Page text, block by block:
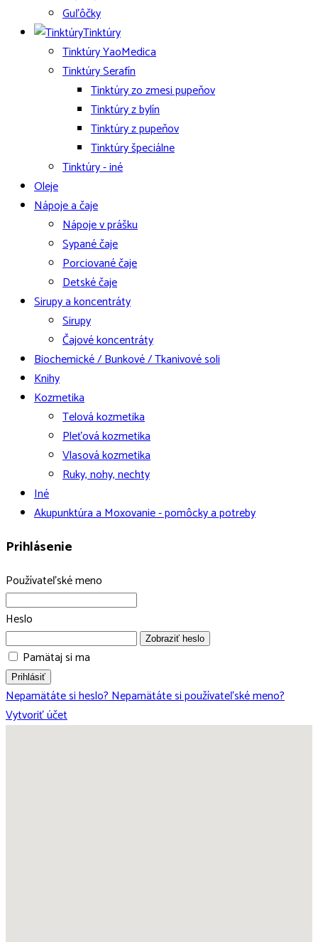
Guľôčky
Tinktúry
Tinktúry YaoMedica
Tinktúry Serafín
Tinktúry zo zmesi pupeňov
Tinktúry z bylín
Tinktúry z pupeňov
Tinktúry špeciálne
Tinktúry - iné
Oleje
Nápoje a čaje
Nápoje v prášku
Sypané čaje
Porciované čaje
Detské čaje
Sirupy a koncentráty
Sirupy
Čajové koncentráty
Biochemické / Bunkové / Tkanivové soli
Knihy
Kozmetika
Telová kozmetika
Pleťová kozmetika
Vlasová kozmetika
Ruky, nohy, nechty
Iné
Akupunktúra a Moxovanie - pomôcky a potreby
Prihlásenie
Používateľské meno
Heslo
Zobraziť heslo
Pamätaj si ma
Prihlásiť
Nepamätáte si heslo?Nepamätáte si používateľské meno?
Vytvoriť účet